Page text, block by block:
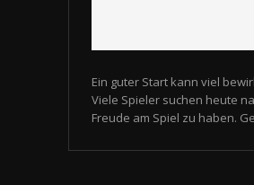
Ein guter Start kann viel
Viele Spieler suchen heute
Freude am Spiel zu haben.